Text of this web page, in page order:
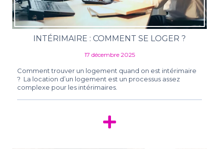
INTÉRIMAIRE : COMMENT SE LOGER ?
17 décembre 2025
Comment trouver un logement quand on est intérimaire
? La location d’un logement est un processus assez
complexe pour les intérimaires.